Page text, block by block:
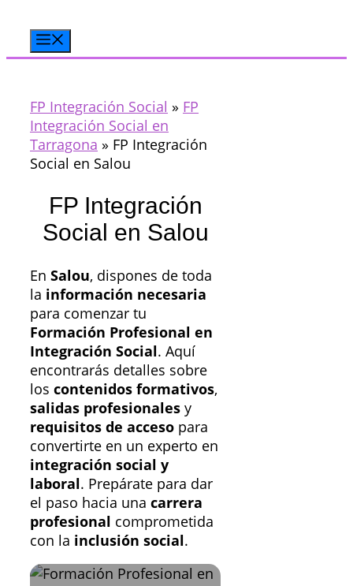
contenido
FP Integración Social » FP
Integración Social en
Tarragona » FP Integración
Social en Salou
FP Integración
Social en Salou
En Salou, dispones de toda
la información necesaria
para comenzar tu
Formación Profesional en
Integración Social. Aquí
encontrarás detalles sobre
los contenidos formativos,
salidas profesionales y
requisitos de acceso para
convertirte en un experto en
integración social y
laboral. Prepárate para dar
el paso hacia una carrera
profesional comprometida
con la inclusión social.